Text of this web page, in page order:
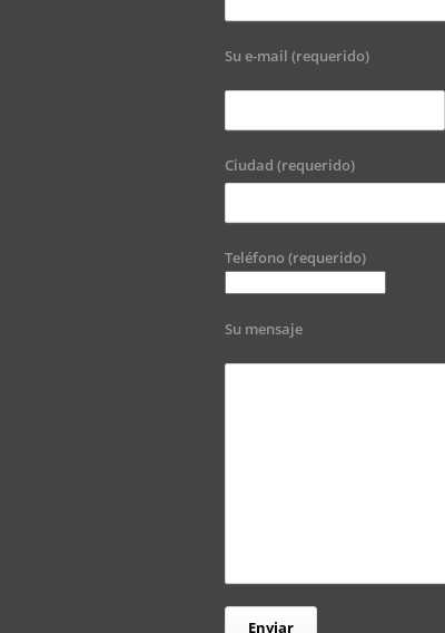
Su e-mail (requerido)
Ciudad (requerido)
Teléfono (requerido)
Su mensaje